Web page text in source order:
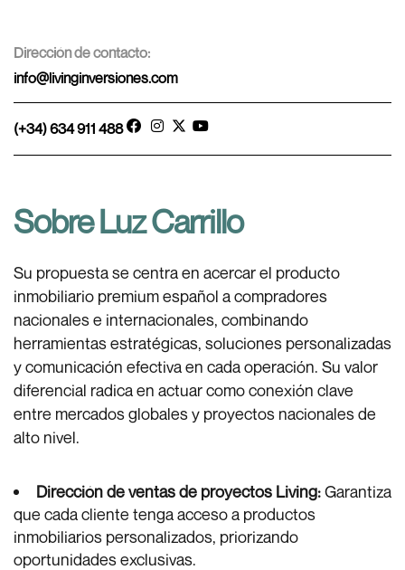
Dirección de contacto:
info@livinginversiones.com
(+34) 634 911 488
Sobre Luz Carrillo
Su propuesta se centra en acercar el producto
inmobiliario premium español a compradores
nacionales e internacionales, combinando
herramientas estratégicas, soluciones personalizadas
y comunicación efectiva en cada operación. Su valor
diferencial radica en actuar como conexión clave
entre mercados globales y proyectos nacionales de
alto nivel.
Dirección de ventas de proyectos Living:Garantiza
que cada cliente tenga acceso a productos
inmobiliarios personalizados, priorizando
oportunidades exclusivas.